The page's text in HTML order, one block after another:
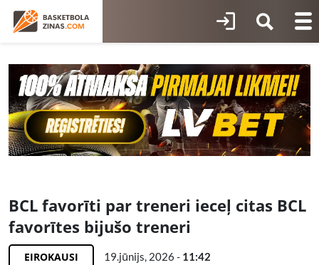
BCL favorīti par treneri ieceļ citas BCL
favorītes bijušo treneri
EIROKAUSI 19.jūnijs, 2026 - 11:42